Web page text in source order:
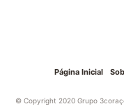
Página Inicial
© Copyright 2020 Grupo